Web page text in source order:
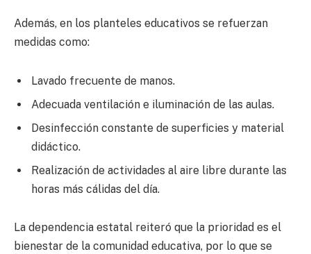
Además, en los planteles educativos se refuerzan
medidas como:
Lavado frecuente de manos.
Adecuada ventilación e iluminación de las aulas.
Desinfección constante de superficies y material
didáctico.
Realización de actividades al aire libre durante las
horas más cálidas del día.
La dependencia estatal reiteró que la prioridad es el
bienestar de la comunidad educativa, por lo que se